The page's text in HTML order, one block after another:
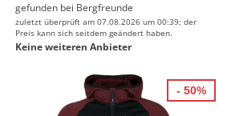
gefunden bei Bergfreunde
zuletzt überprüft am 07.08.2026 um 00:39; der
Preis kann sich seitdem geändert haben.
Keine weiteren Anbieter
- 50%